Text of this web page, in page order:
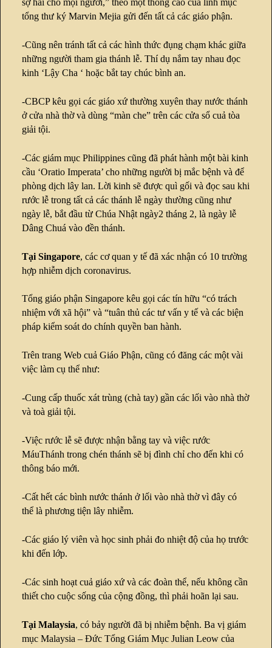
tổng thư ký Marvin Mejia gửi đến tất cả các giáo phận.
-Cũng nên tránh tất cả các hình thức đụng chạm khác giữa
những người tham gia thánh lễ. Thí dụ nắm tay nhau đọc
kinh ‘Lậy Cha ‘ hoặc bắt tay chúc bình an.
-CBCP kêu gọi các giáo xứ thường xuyên thay nước thánh
ở cửa nhà thờ và dùng “màn che” trên các cửa sổ cuả tòa
giải tội.
-Các giám mục Philippines cũng đã phát hành một bài kinh
cầu ‘Oratio Imperata’ cho những người bị mắc bệnh và để
phòng dịch lây lan. Lời kinh sẽ được quì gối và đọc sau khi
rước lễ trong tất cả các thánh lễ ngày thường cũng như
ngày lễ, bắt đầu từ Chúa Nhật ngày2 tháng 2, là ngày lễ
Dâng Chuá vào đền thánh.
Tại Singapore, các cơ quan y tế đã xác nhận có 10 trường
hợp nhiễm dịch coronavirus.
Tổng giáo phận Singapore kêu gọi các tín hữu “có trách
nhiệm với xã hội” và “tuân thủ các tư vấn y tế và các biện
pháp kiểm soát do chính quyền ban hành.
Trên trang Web cuả Giáo Phận, cũng có đăng các một vài
việc làm cụ thể như:
-Cung cấp thuốc xát trùng (chà tay) gần các lối vào nhà thờ
và toà giải tội.
-Việc rước lễ sẽ được nhận bằng tay và việc rước
MáuThánh trong chén thánh sẽ bị đình chỉ cho đến khi có
thông báo mới.
-Cất hết các bình nước thánh ở lối vào nhà thờ vì đây có
thể là phương tiện lây nhiễm.
-Các giáo lý viên và học sinh phải đo nhiệt độ của họ trước
khi đến lớp.
-Các sinh hoạt cuả giáo xứ và các đoàn thể, nếu không cần
thiết cho cuộc sống của cộng đồng, thì phải hoãn lại sau.
Tại Malaysia, có bảy người đã bị nhiễm bệnh. Ba vị giám
mục Malaysia – Đức Tổng Giám Mục Julian Leow của